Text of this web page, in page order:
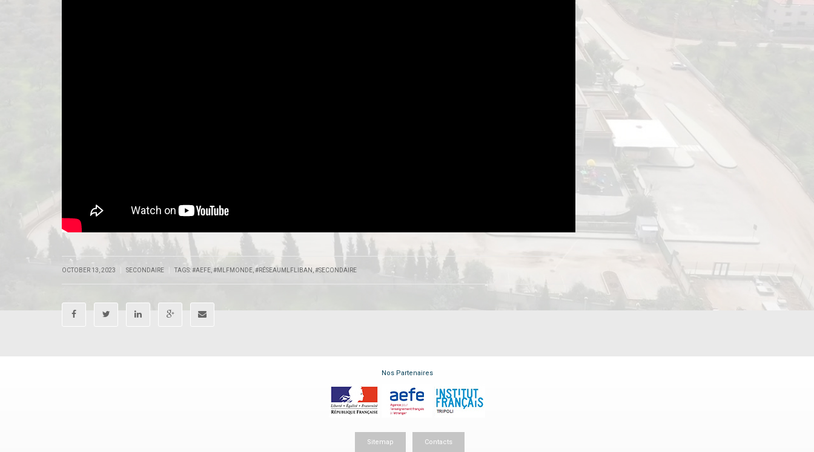
OCTOBER 13, 2023 SECONDAIRE TAGS:#AEFE #MLFMONDE #RÉSEAUMLFLIBAN #SECONDAIRE
Nos Partenaires
Sitemap Contacts